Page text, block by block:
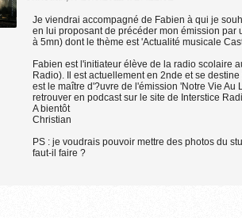
Je viendrai accompagné de Fabien à qui je
en lui proposant de précéder mon émission par
à 5mn) dont le thème est 'Actualité musicale
Fabien est l'initiateur élève de la radio scolaire
Radio). Il est actuellement en 2nde et se
est le maître d'?uvre de l'émission 'Notre Vie Au
retrouver en podcast sur le site de Interstice
A bientôt
Christian
PS : je voudrais pouvoir mettre des photos du
faut-il faire ?